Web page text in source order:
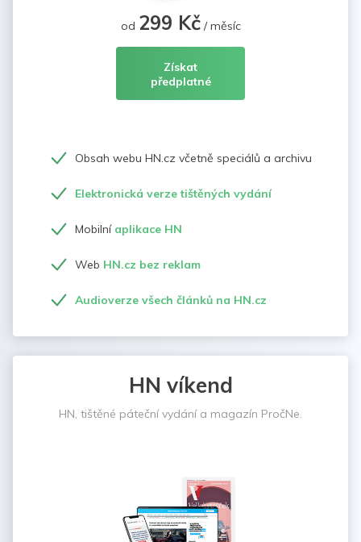
od 299 Kč/ měsíc
Získat
předplatné
Obsah webu HN.cz včetně speciálů a archivu
Elektronická verze tištěných vydání
Mobilní aplikace HN
Web HN.cz bez reklam
Audioverze všech článků na HN.cz
HN víkend
HN, tištěné páteční vydání a magazín PročNe.